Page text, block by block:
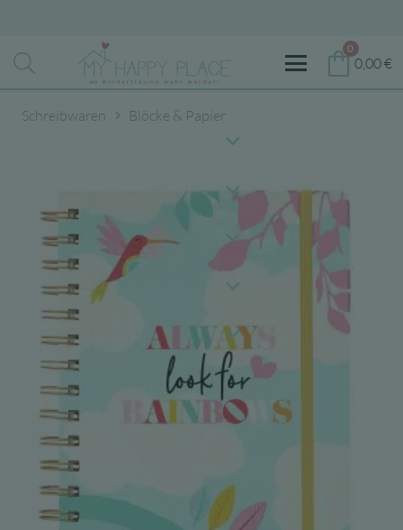
0
0,00€
Schreibwaren Blöcke & Papier